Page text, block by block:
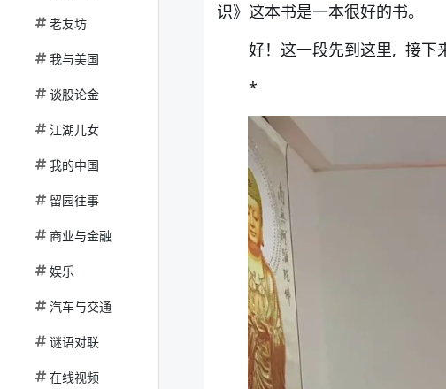
老友坊
我与美国
谈股论金
江湖儿女
我的中国
留园往事
商业与金融
娱乐
汽车与交通
谜语对联
在线视频
识》这本书是一本很好的书。
好！这一段先到这里, 接下
*